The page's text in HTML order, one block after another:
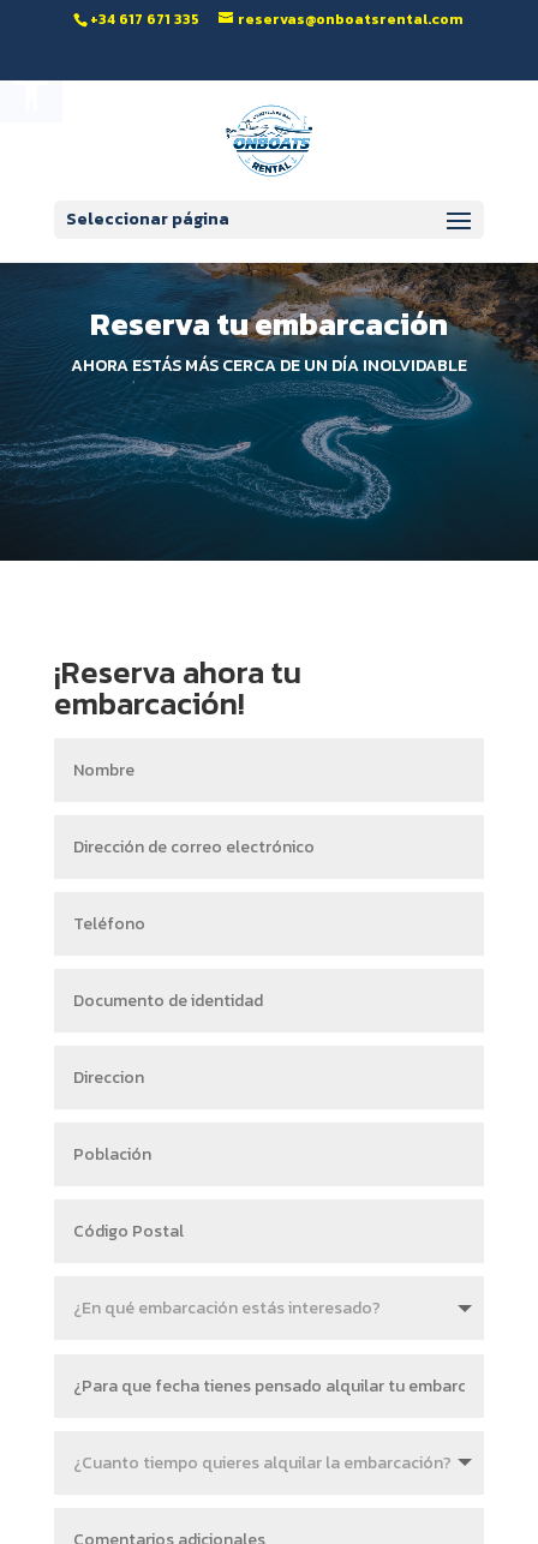
Abrir barra de herramientas
‭+34 617 671 335‬ reservas@onboatsrental.com
Seleccionar página
Reserva tu embarcación
AHORA ESTÁS MÁS CERCA DE UN DÍA INOLVIDABLE
¡Reserva ahora tu
embarcación!